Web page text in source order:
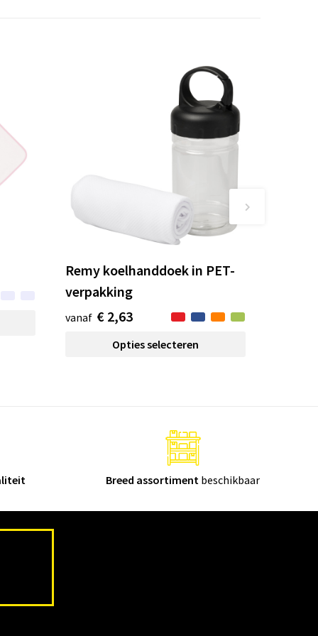
Remy koelhanddoek in PET-
verpakking
vanaf € 2,63
Opties selecteren
Breed assortiment beschikbaar